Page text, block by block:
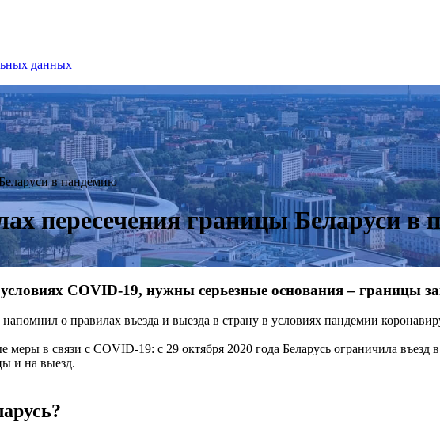
данных
в пандемию
пересечения границы Беларуси в
COVID-19, нужны серьезные основания – границы
о правилах въезда и выезда в страну в условиях пандемии
в связи с COVID-19: с 29 октября 2020 года Беларусь ограничила
и на выезд.